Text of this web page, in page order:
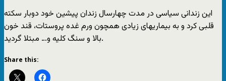
این زندانی سیاسی در مدت چهارسال زندان پیشین خود دوبار سکته
قلبی کرد و به بیماریهای زیادی همچون ورم غده پروستات، قند خون
بالا و سنگ کلیه و… مبتلا گردید.
Share this: